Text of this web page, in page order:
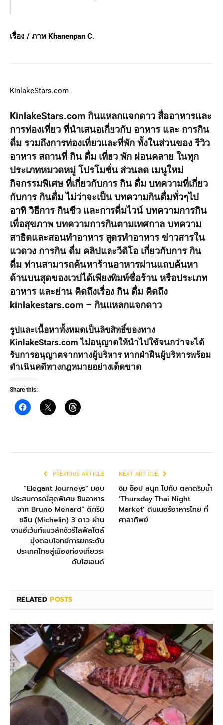
เรื่อง / ภาพ Khanenpan C.
KinlakeStars.com
KinlakeStars.com กินแหลกแจกดาว สื่ออาหารและ
การท่องเที่ยว ที่นำเสนอเกี่ยวกับ อาหาร และ การกิน
ดื่ม รวมถึงการท่องเที่ยวและที่พัก ทั้งในส่วนของ รีวิว
อาหาร สถานที่ กิน ดื่ม เที่ยว พัก ผ่อนคลาย ในทุก
ประเภทหมวดหมู่ โปรโมชั่น ส่วนลด เมนูใหม่
กิจกรรมพิเศษ ที่เกี่ยวกับการ กิน ดื่ม บทความที่เกี่ยว
กับการ กินดื่ม ไม่ว่าจะเป็น บทความกินดื่มทั่วๆไป
อาทิ วิธีการ กินชีว และการดื่มไวน์ บทความการกิน
เพื่อสุขภาพ บทความการกินตามเทศกาล บทความ
สาธิตและสอนทำอาหาร สูตรทำอาหาร ข่าวสารใน
แวดวง การกิน ดื่ม คลิปและวีดิโอ เกี่ยวกับการ กิน
ดื่ม ท่านสามารถค้นหาร้านอาหารผ่านแถบค้นหา
ด้านบนสุดของเวปได้เพียงพิมพ์ชื่อร้าน หรือประเภท
อาหาร และย่าน คิดถึงเรื่อง กิน ดื่ม คิดถึง
kinlakestars.com – กินแหลกแจกดาว
รูปและเนื้อหาทั้งหมดเป็นลิขสิทธิ์ของทาง
KinlakeStars.com ไม่อนุญาตให้นำไปใช้จนกว่าจะได้
รับการอนุญาตจากทางผู้บริหาร หากฝ่าฝืนผู้บริหารพร้อม
ดำเนินคดีทางกฎหมายอย่างเด็ดขาด
Share this:
PREVIOUS ARTICLE
“Elegant Journeys” มอบ
ประสบการณ์สุดพิเศษ ชิมอาหาร
จาก Bruno Menard” ดีกรีมิ
ชลิน (Michelin) 3 ดาว ผ่าน
งานอีเว้นท์แนวลักชัวรีไลฟ์สไตล์
มุ่งตอบโจทย์การยกระดับ
ประเทศไทยสู่เมืองท่องเที่ยวระ
ดับไฮเอนด์
NEXT ARTICLE
ชิม ช๊อป สนุก ไปกับ ตลาดริมน้ำ
‘Thursday Thai Night
Market’ ดินเนอร์อาหารไทย ที่
ศาลาทิพย์
RELATEDPOSTS